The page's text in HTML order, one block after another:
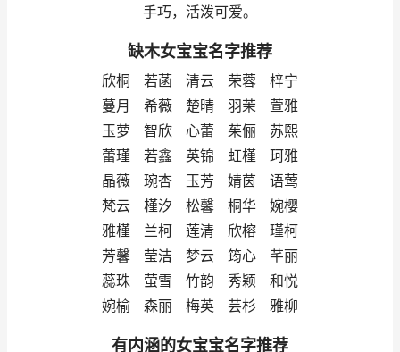
手巧，活泼可爱。
缺木女宝宝名字推荐
欣桐 若菡 清云 荣蓉 梓宁
蔓月 希薇 楚晴 羽茉 萱雅
玉萝 智欣 心蕾 茱俪 苏熙
蕾瑾 若鑫 英锦 虹槿 珂雅
晶薇 琬杏 玉芳 婧茵 语莺
梵云 槿汐 松馨 桐华 婉樱
雅槿 兰柯 莲清 欣榕 瑾柯
芳馨 莹洁 梦云 筠心 芊丽
蕊珠 萤雪 竹韵 秀颖 和悦
婉榆 森丽 梅英 芸杉 雅柳
有内涵的女宝宝名字推荐